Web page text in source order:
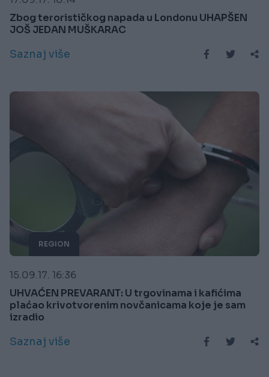
Zbog terorističkog napada u Londonu UHAPŠEN
JOŠ JEDAN MUŠKARAC
Saznaj više
REGION
15.09.17. 16:36
UHVAĆEN PREVARANT: U trgovinama i kafićima
plaćao krivotvorenim novčanicama koje je sam
izradio
Saznaj više